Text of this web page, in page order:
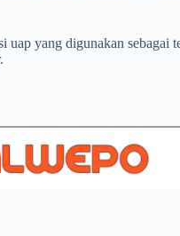
yang digunakan